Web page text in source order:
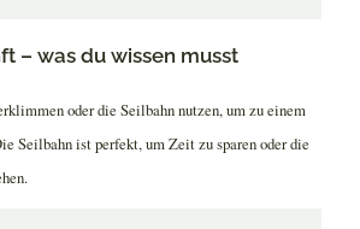
– was du wissen musst
oder die Seilbahn nutzen, um zu einem
Seilbahn ist perfekt, um Zeit zu sparen oder die